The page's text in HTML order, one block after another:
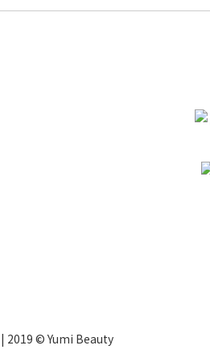
| 2019 © Yumi Beauty